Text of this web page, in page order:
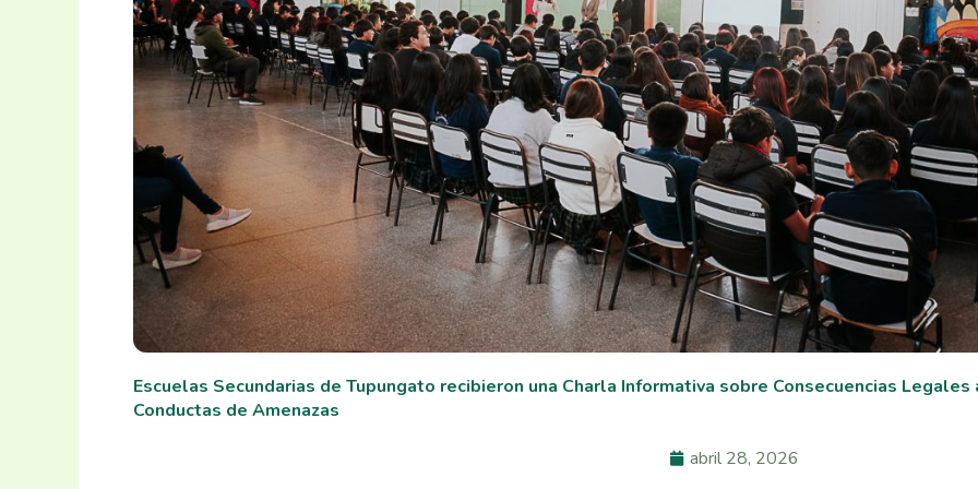
Escuelas Secundarias de Tupungato recibieron una Charla Informativa sobre Consecuencias Legales
Conductas de Amenazas
abril 28, 2026